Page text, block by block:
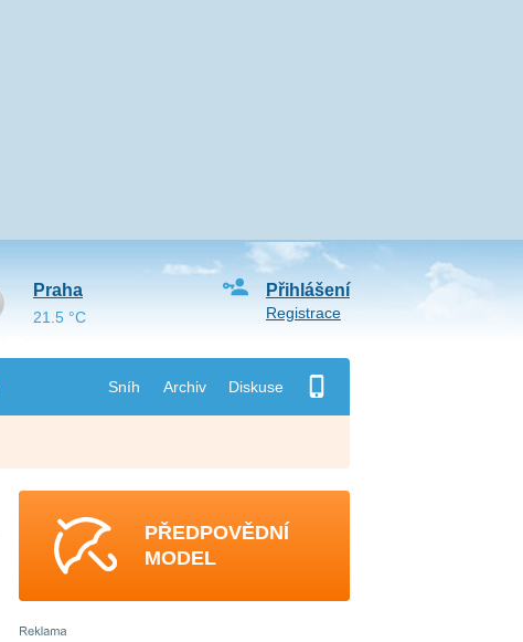
Sníh Archiv Diskuse
Přihlášení
Registrace
Praha
21.5 °C
PŘEDPOVĚDNÍ
MODEL